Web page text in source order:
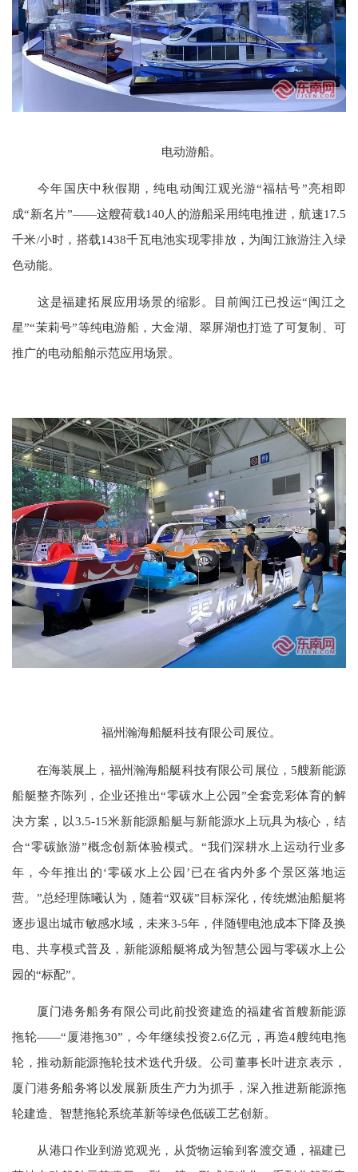
电动游船。
今年国庆中秋假期，纯电动闽江观光游“福桔号”亮相即
成“新名片”——这艘荷载140人的游船采用纯电推进，航速17.5
千米/小时，搭载1438千瓦电池实现零排放，为闽江旅游注入绿
色动能。
这是福建拓展应用场景的缩影。目前闽江已投运“闽江之
星”“茉莉号”等纯电游船，大金湖、翠屏湖也打造了可复制、可
推广的电动船舶示范应用场景。
福州瀚海船艇科技有限公司展位。
在海装展上，福州瀚海船艇科技有限公司展位，5艘新能源
船艇整齐陈列，企业还推出“零碳水上公园”全套竞彩体育的解
决方案，以3.5-15米新能源船艇与新能源水上玩具为核心，结
合“零碳旅游”概念创新体验模式。“我们深耕水上运动行业多
年，今年推出的‘零碳水上公园’已在省内外多个景区落地运
营。”总经理陈曦认为，随着“双碳”目标深化，传统燃油船艇将
逐步退出城市敏感水域，未来3-5年，伴随锂电池成本下降及换
电、共享模式普及，新能源船艇将成为智慧公园与零碳水上公
园的“标配”。
厦门港务船务有限公司此前投资建造的福建省首艘新能源
拖轮——“厦港拖30”，今年继续投资2.6亿元，再造4艘纯电拖
轮，推动新能源拖轮技术迭代升级。公司董事长叶进京表示，
厦门港务船务将以发展新质生产力为抓手，深入推进新能源拖
轮建造、智慧拖轮系统革新等绿色低碳工艺创新。
从港口作业到游览观光，从货物运输到客渡交通，福建已